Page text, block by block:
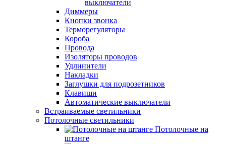
выключатели
Диммеры
Кнопки звонка
Терморегуляторы
Короба
Провода
Изоляторы проводов
Удлинители
Накладки
Заглушки для подрозетников
Клавиши
Автоматические выключатели
Встраиваемые светильники
Потолочные светильники
Потолочные на
штанге